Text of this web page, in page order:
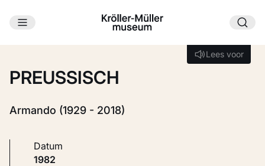
Ga naar hoofdinhoud
Lees voor
Lees voor
PREUSSISCH
Armando (1929 - 2018)
Datum
1982